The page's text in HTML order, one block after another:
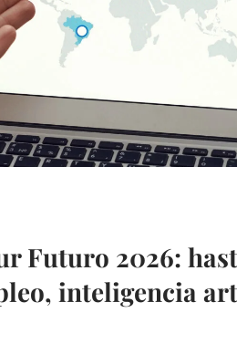
Futuro 2026:
inteligencia